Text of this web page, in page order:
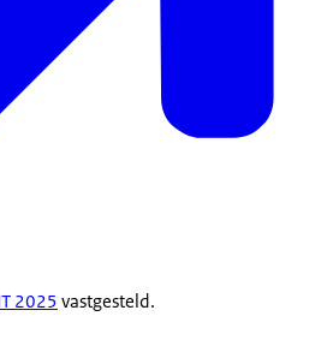
2025 vastgesteld.